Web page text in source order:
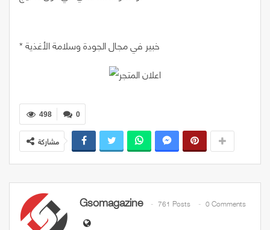
* خبير في مجال الجودة وسلامة الأغذية
0
498
مشاركة
Gsomagazine 761 Posts 0 Comments